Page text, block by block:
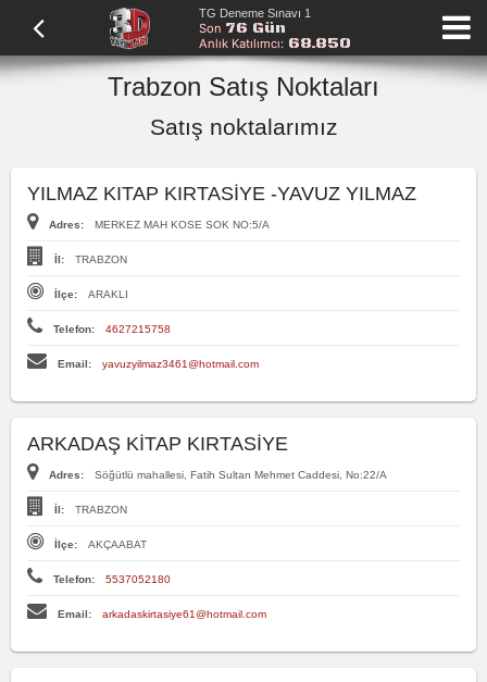
TG Deneme Sınavı 1
Son 76 Gün
Anlık Katılımcı: 68.850
Trabzon Satış Noktaları
Satış noktalarımız
YILMAZ KITAP KIRTASİYE -YAVUZ YILMAZ
Adres: MERKEZ MAH KOSE SOK NO:5/A
İl: TRABZON
İlçe: ARAKLI
Telefon: 4627215758
Email: yavuzyilmaz3461@hotmail.com
ARKADAŞ KİTAP KIRTASİYE
Adres: Söğütlü mahallesi, Fatih Sultan Mehmet Caddesi, No:22/A
İl: TRABZON
İlçe: AKÇAABAT
Telefon: 5537052180
Email: arkadaskirtasiye61@hotmail.com